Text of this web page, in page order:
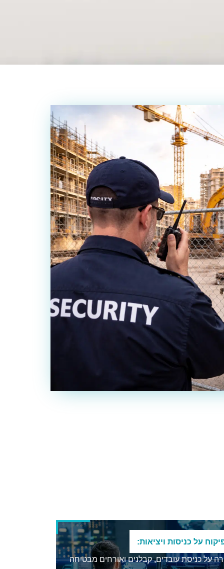
על כניסות ויציאות:
על כניסת עובדים, קבלנים ואורחים מבטיחה